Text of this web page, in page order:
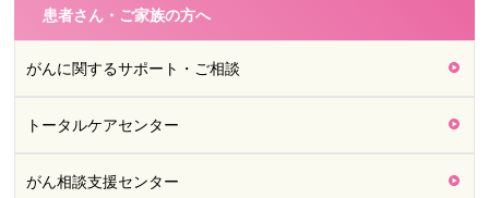
患者さん・ご家族の方へ
がんに関するサポート・ご相談
トータルケアセンター
がん相談支援センター